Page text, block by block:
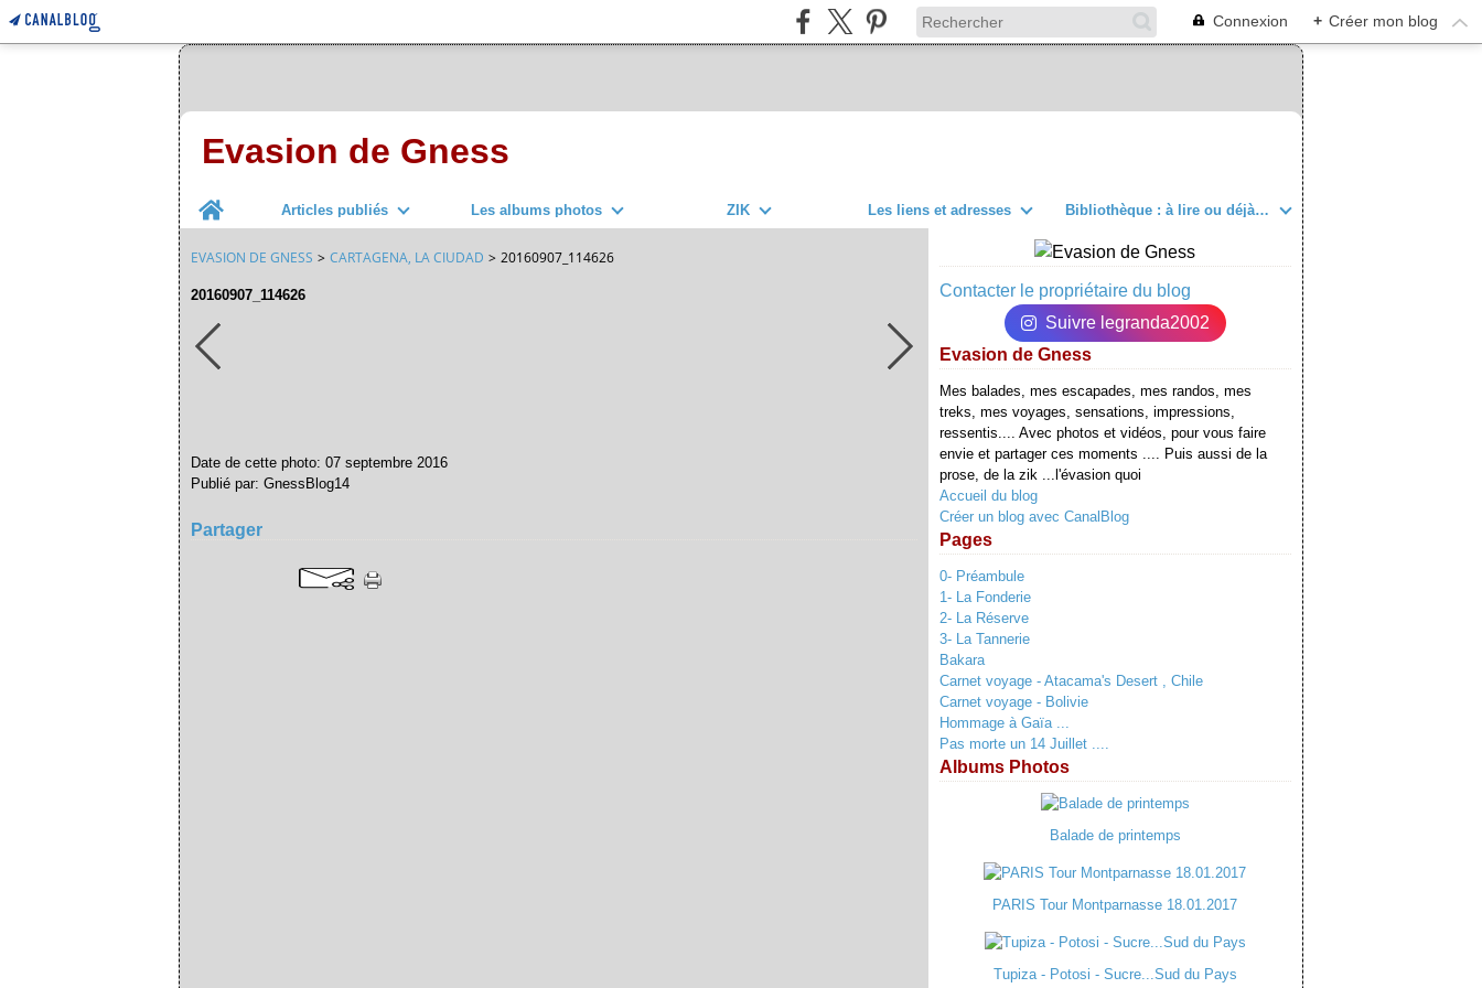
Connexion + Créer mon blog
Evasion de Gness
Home
Articles publiés Les albums photos ZIK Les liens et adresses Bibliothèque : à lire ou déjà lu
EVASION DE GNESS > CARTAGENA, LA CIUDAD > 20160907_114626
20160907_114626
Date de cette photo: 07 septembre 2016
Publié par: GnessBlog14
Partager
Contacter le propriétaire du blog
Suivre legranda2002
Evasion de Gness
Mes balades, mes escapades, mes randos, mes
treks, mes voyages, sensations, impressions,
ressentis.... Avec photos et vidéos, pour vous faire
envie et partager ces moments .... Puis aussi de la
prose, de la zik ...l'évasion quoi
Accueil du blog
Créer un blog avec CanalBlog
Pages
0- Préambule
1- La Fonderie
2- La Réserve
3- La Tannerie
Bakara
Carnet voyage - Atacama's Desert , Chile
Carnet voyage - Bolivie
Hommage à Gaïa ...
Pas morte un 14 Juillet ....
Albums Photos
Balade de printemps
PARIS Tour Montparnasse 18.01.2017
Tupiza - Potosi - Sucre...Sud du Pays